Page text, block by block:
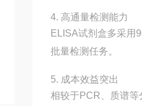
4. 高通量检测能力
ELISA试剂盒多采用
批量检测任务。
5. 成本效益突出
相较于PCR、质谱